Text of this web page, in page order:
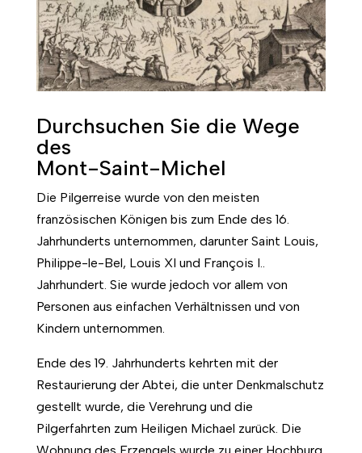
Durchsuchen Sie die Wege
des
Mont-Saint-Michel
Die Pilgerreise wurde von den meisten
französischen Königen bis zum Ende des 16.
Jahrhunderts unternommen, darunter Saint Louis,
Philippe-le-Bel, Louis XI und François I..
Jahrhundert. Sie wurde jedoch vor allem von
Personen aus einfachen Verhältnissen und von
Kindern unternommen.
Ende des 19. Jahrhunderts kehrten mit der
Restaurierung der Abtei, die unter Denkmalschutz
gestellt wurde, die Verehrung und die
Pilgerfahrten zum Heiligen Michael zurück. Die